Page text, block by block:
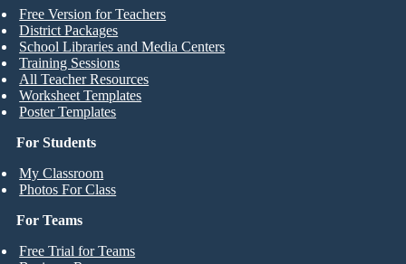
For Students
My Classroom
Photos For Class
Free Version for Teachers
District Packages
School Libraries and Media Centers
Training Sessions
All Teacher Resources
Worksheet Templates
Poster Templates
For Teams
Free Trial for Teams